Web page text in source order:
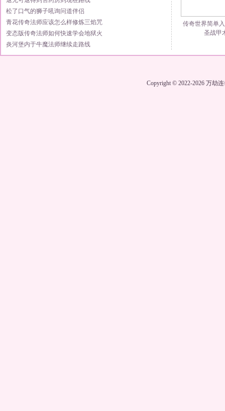
松了口气的狮子吼询问道伴侣
青花传奇法师应该怎么样修炼三焰咒
变态版传奇法师如何快速学会地狱火
炎河堡内于牛魔法师继续走路线
传奇世界简单
圣战甲
Copyright © 2022-2026 万劫